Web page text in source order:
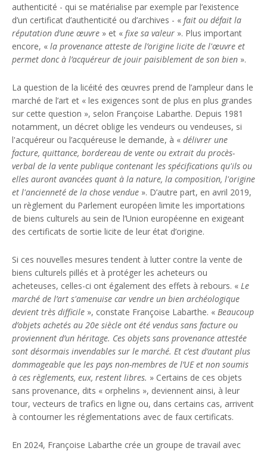
authenticité - qui se matérialise par exemple par l’existence
d’un certificat d’authenticité ou d’archives - « fait ou défait la
réputation d’une œuvre » et « fixe sa valeur ». Plus important
encore, « la provenance atteste de l’origine licite de l'œuvre et
permet donc à l’acquéreur de jouir paisiblement de son bien ».
La question de la licéité des œuvres prend de l’ampleur dans le
marché de l’art et « les exigences sont de plus en plus grandes
sur cette question », selon Françoise Labarthe. Depuis 1981
notamment, un décret oblige les vendeurs ou vendeuses, si
l'acquéreur ou l’acquéreuse le demande, à « délivrer une
facture, quittance, bordereau de vente ou extrait du procès-
verbal de la vente publique contenant les spécifications qu'ils ou
elles auront avancées quant à la nature, la composition, l'origine
et l'ancienneté de la chose vendue ». D’autre part, en avril 2019,
un règlement du Parlement européen limite les importations
de biens culturels au sein de l’Union européenne en exigeant
des certificats de sortie licite de leur état d’origine.
Si ces nouvelles mesures tendent à lutter contre la vente de
biens culturels pillés et à protéger les acheteurs ou
acheteuses, celles-ci ont également des effets à rebours. « Le
marché de l’art s'amenuise car vendre un bien archéologique
devient très difficile », constate Françoise Labarthe. « Beaucoup
d’objets achetés au 20e siècle ont été vendus sans facture ou
proviennent d’un héritage. Ces objets sans provenance attestée
sont désormais invendables sur le marché. Et c’est d’autant plus
dommageable que les pays non-membres de l’UE et non soumis
à ces règlements, eux, restent libres. » Certains de ces objets
sans provenance, dits « orphelins », deviennent ainsi, à leur
tour, vecteurs de trafics en ligne ou, dans certains cas, arrivent
à contourner les réglementations avec de faux certificats.
En 2024, Françoise Labarthe crée un groupe de travail avec